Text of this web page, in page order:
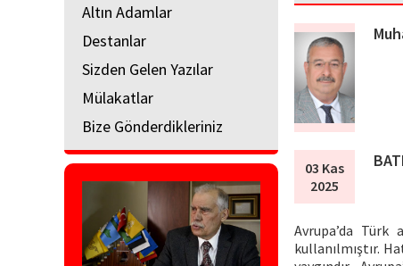
Altın Adamlar
Destanlar
Sizden Gelen Yazılar
Mülakatlar
Bize Gönderdikleriniz
03 Kas
2025
Avrupa’da Türk
kullanılmıştır.